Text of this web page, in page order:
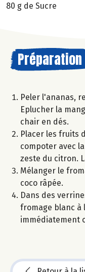
80 g de Sucre
Préparation
Peler l'ananas,
Eplucher la
chair en dés.
Placer les fruits
compoter avec
zeste du citron.
Mélanger le
coco râpée.
Dans des
fromage blanc à
immédiatement